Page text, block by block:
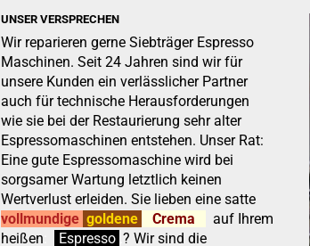
UNSER VERSPRECHEN
Wir reparieren gerne Siebträger Espresso
Maschinen. Seit 24 Jahren sind wir für
unsere Kunden ein verlässlicher Partner
auch für technische Herausforderungen
wie sie bei der Restaurierung sehr alter
Espressomaschinen entstehen. Unser Rat:
Eine gute Espressomaschine wird bei
sorgsamer Wartung letztlich keinen
Wertverlust erleiden. Sie lieben eine satte
vollmundige goldene Crema
auf Ihrem
heißen
Espresso ? Wir sind die